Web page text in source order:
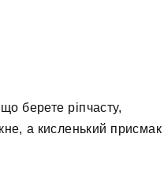
берете ріпчасту,
а кисленький присмак